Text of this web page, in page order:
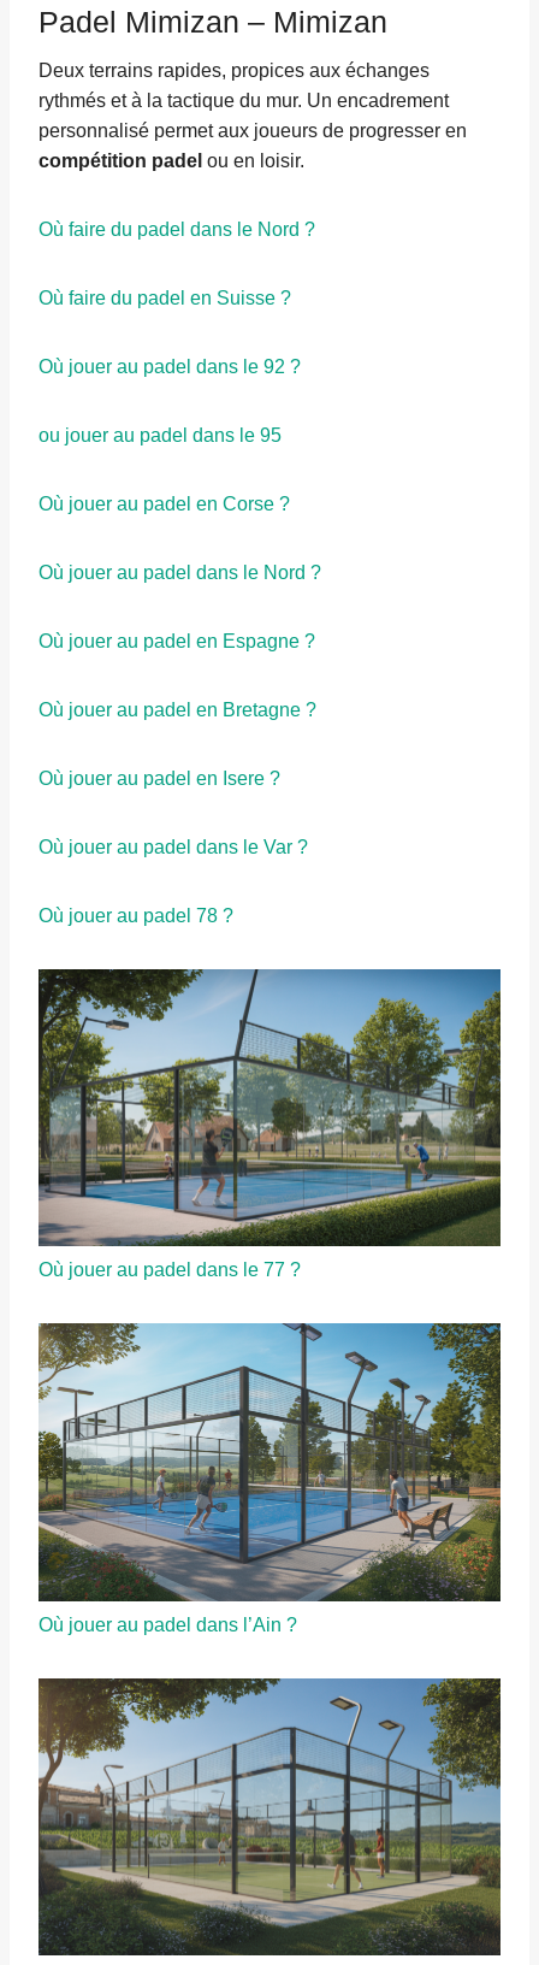
Padel Mimizan – Mimizan
Deux terrains rapides, propices aux échanges
rythmés et à la tactique du mur. Un encadrement
personnalisé permet aux joueurs de progresser en
compétition padel ou en loisir.
Où faire du padel dans le Nord ?
Où faire du padel en Suisse ?
Où jouer au padel dans le 92 ?
ou jouer au padel dans le 95
Où jouer au padel en Corse ?
Où jouer au padel dans le Nord ?
Où jouer au padel en Espagne ?
Où jouer au padel en Bretagne ?
Où jouer au padel en Isere ?
Où jouer au padel dans le Var ?
Où jouer au padel 78 ?
Où jouer au padel dans le 77 ?
Où jouer au padel dans l’Ain ?